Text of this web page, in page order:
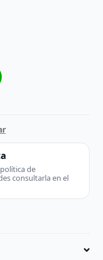
de
consultarla en el